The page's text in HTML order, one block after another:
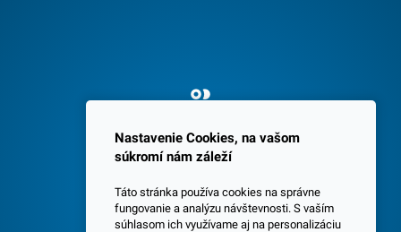
Spokojných 3600 zákazníkov
Nastavenie Cookies, na vašom
súkromí nám záleží
Táto stránka používa cookies na správne
fungovanie a analýzu návštevnosti. S vaším
súhlasom ich využívame aj na personalizáciu